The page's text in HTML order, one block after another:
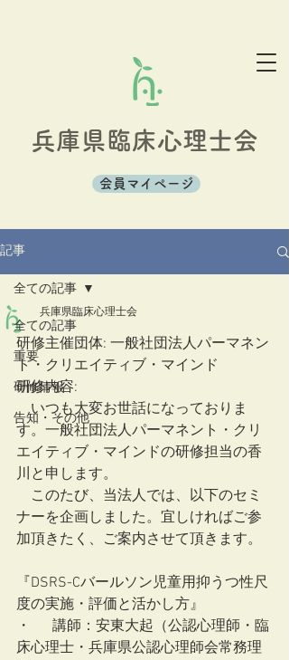
兵庫県臨床心理士会
会員マイページ
記事
全ての記事
重要
研修情報
告知・その他
全ての記事
兵庫県臨床心理士会
研修主催団体: 一般社団法人パーマネン
ト・クリエイティブ・マインド
研修内容:
いつも大変お世話になっておりま
す。一般社団法人パーマネント・クリ
エイティブ・マインドの研修担当の香
川と申します。
このたび、当法人では、以下のセミ
ナーを企画しました。宜しければご参
加頂きたく、ご案内させて頂きます。
『DSRS-Cバールソン児童用抑うつ性尺
度の実施・評価と活かし方』
・	講師：安東大起（公認心理師・臨
床心理士・兵庫県公認心理師会常務理